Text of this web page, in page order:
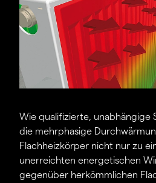
Wie qualifizierte, unabhängige
die mehrphasige
Flachheizkörper nicht nur zu
unerreichten energetischen
gegenüber herkömmlichen